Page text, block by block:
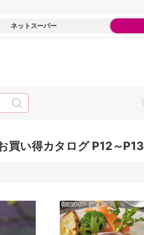
ネットスーパー
買い得カタログ P12～P13